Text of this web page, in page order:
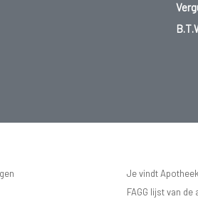
Je vindt
FAGG lijst van